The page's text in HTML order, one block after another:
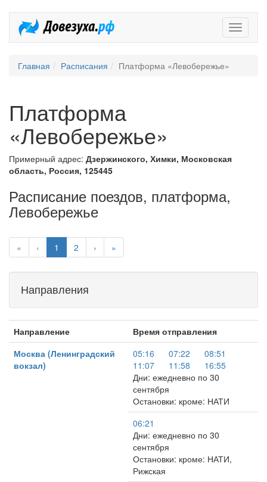
Главная Расписания Платформа «Левобережье»
Платформа
«Левобережье»
Примерный адрес: Дзержинского, Химки, Московская
область, Россия, 125445
Расписание поездов, платформа,
Левобережье
« ‹ 1 2 › »
Направления
Направление
Время отправления
Москва (Ленинградский
вокзал)
05:16 07:22
08:51
11:07
11:58
16:55
Дни: ежедневно по 30
сентября
Остановки: кроме: НАТИ
06:21
Дни: ежедневно по 30
сентября
Остановки: кроме: НАТИ,
Рижская